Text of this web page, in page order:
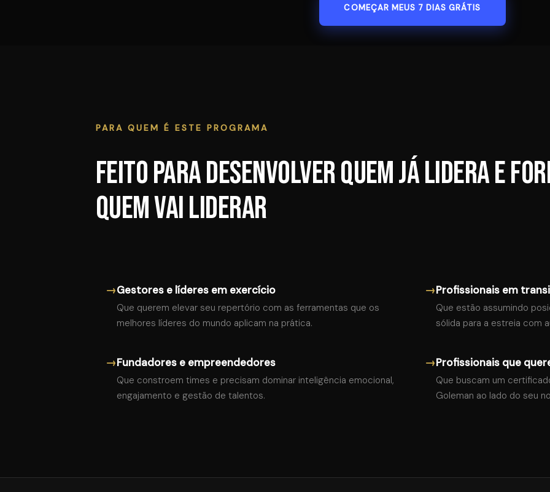
COMEÇAR MEUS 7 DIAS GRÁTIS
PARA QUEM É ESTE PROGRAMA
Feito para desenvolver quem já lidera e
quem vai liderar
→Gestores e líderes em exercício
Que querem elevar seu repertório com as ferramentas que os
melhores líderes do mundo aplicam na prática.
→Profissionais em
Que estão assumindo
sólida para a estreia com
→Fundadores e empreendedores
Que constroem times e precisam dominar inteligência emocional,
engajamento e gestão de talentos.
→Profissionais que
Que buscam um
Goleman ao lado do seu